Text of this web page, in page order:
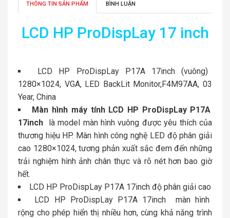
THÔNG TIN SẢN PHẨM BÌNH LUẬN
LCD HP ProDispLay 17 inch
LCD HP ProDispLay P17A 17inch (vuông)
1280×1024, VGA, LED BackLit Monitor,F4M97AA, 03
Year, China
Màn hình máy tính LCD HP ProDispLay P17A
17inch
là model màn hình vuông được yêu thích của
thương hiệu HP. Màn hình công nghệ LED độ phân giải
cao 1280×1024, tương phản xuất sắc đem đến những
trải nghiệm hình ảnh chân thực và rõ nét hơn bao giờ
hết.
LCD HP ProDispLay P17A 17inch độ phân giải cao
LCD HP ProDispLay P17A 17inch màn hình
rộng cho phép hiển thị nhiều hơn, cùng khả năng trình